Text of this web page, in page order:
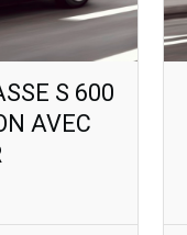
S 600
AVEC